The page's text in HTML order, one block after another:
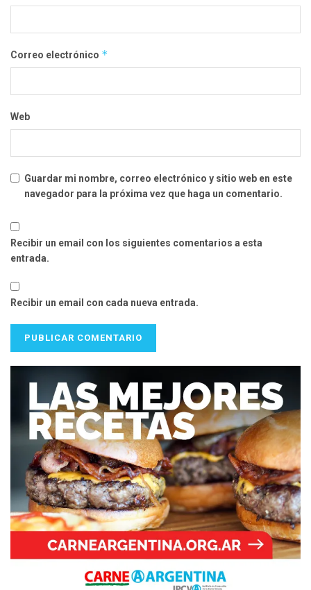
Correo electrónico *
Web
Guardar mi nombre, correo electrónico y sitio web en este
navegador para la próxima vez que haga un comentario.
Recibir un email con los siguientes comentarios a esta
entrada.
Recibir un email con cada nueva entrada.